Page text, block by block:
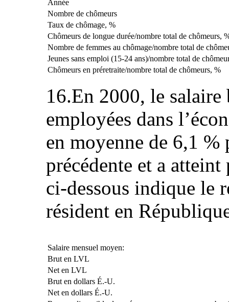
Année
Nombre de chômeurs
Taux de chômage, %
Chômeurs de longue durée/nombre total de chômeurs,
Nombre de femmes au chômage/nombre total de
Jeunes sans emploi (15‑24 ans)/nombre total de
Chômeurs en préretraite/nombre total de chômeurs, %
16.En 2000, le salaire
employées dans
en moyenne de 6,1 %
précédente et a
ci‑dessous indique le
résident en
Salaire mensuel moyen:
Brut en LVL
Net en LVL
Brut en dollars É.-U.
Net en dollars É.-U.